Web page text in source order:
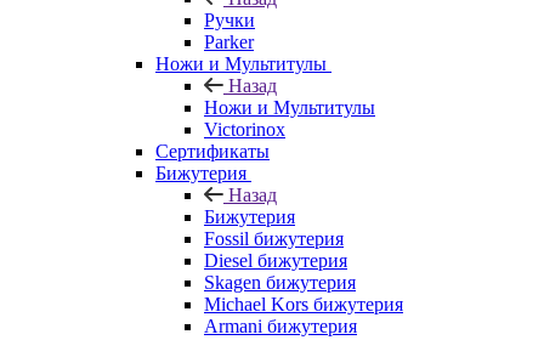
Ручки
Parker
Ножи и Мультитулы
Назад
Ножи и Мультитулы
Victorinox
Сертификаты
Бижутерия
Назад
Бижутерия
Fossil бижутерия
Diesel бижутерия
Skagen бижутерия
Michael Kors бижутерия
Armani бижутерия